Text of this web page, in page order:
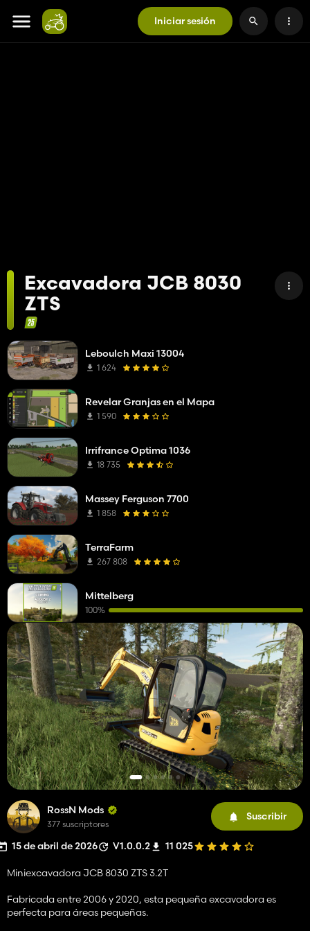
Iniciar sesión
Excavadora JCB 8030
ZTS
RossN Mods
377 suscriptores
Suscribir
15 de abril de 2026 V1.0.0.2 11 025
Miniexcavadora JCB 8030 ZTS 3.2T
Fabricada entre 2006 y 2020, esta pequeña excavadora es
perfecta para áreas pequeñas.
Leboulch Maxi 13004
1 624
Revelar Granjas en el Mapa
1 590
Irrifrance Optima 1036
18 735
Massey Ferguson 7700
1 858
TerraFarm
267 808
Mittelberg
100%